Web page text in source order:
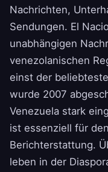
Nachrichten,
Sendungen. El
unabhängigen
venezolanischen
einst der
wurde 2007
Venezuela stark
ist essenziell für
Berichterstattung.
leben in der